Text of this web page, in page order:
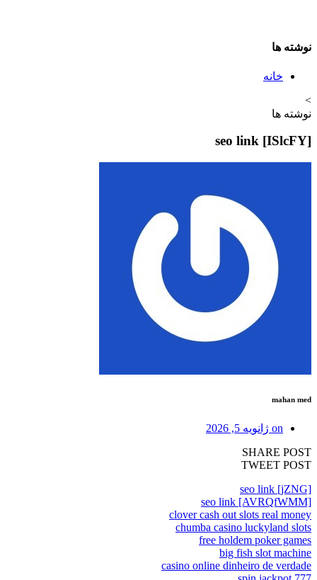
نوشته ها
خانه
>
نوشته ها
seo link [ISlcFY]
mahan med
on ژانویه 5, 2026
SHARE POST
TWEET POST
seo link [jZNG]
seo link [AVRQfWMM]
clover cash out slots real money
chumba casino luckyland slots
free holdem poker games
big fish slot machine
casino online dinheiro de verdade